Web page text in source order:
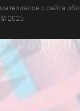
с сайта
© 2025